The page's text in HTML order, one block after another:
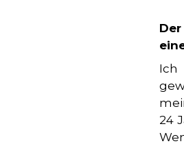
Ich
24